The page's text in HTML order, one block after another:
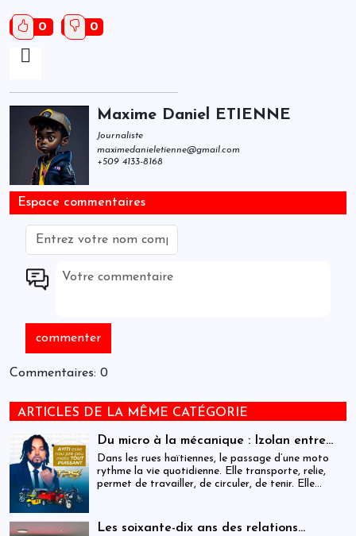
0 0
Maxime Daniel ETIENNE
Journaliste
maximedanieletienne@gmail.com
+509 4133-8168
Espace commentaires
Commentaires: 0
ARTICLES DE LA MÊME CATÉGORIE
Du micro à la mécanique : Izolan entre
dans l’univers des motocyclettes en Haïti
Dans les rues haïtiennes, le passage d’une moto
rythme la vie quotidienne. Elle transporte, relie,
permet de travailler, de circuler, de tenir. Elle
personnes.
Les soixante-dix ans des relations